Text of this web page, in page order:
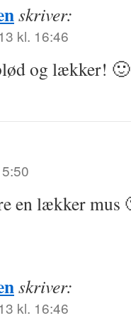
skriver:
kl. 16:46
og lækker! 🙂
en lækker mus
skriver:
kl. 16:46